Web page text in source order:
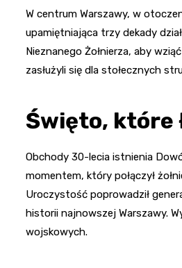
W centrum Warszawy, w
upamiętniająca trzy dekady
Nieznanego Żołnierza, aby
zasłużyli się dla stołecznych
Święto, które
Obchody 30-lecia istnienia
momentem, który połączył
Uroczystość poprowadził
historii najnowszej Warszawy.
wojskowych.